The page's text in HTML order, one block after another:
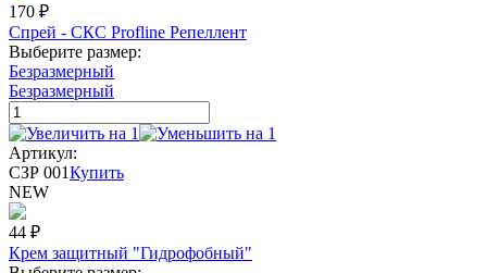
170 ₽
Спрей - СКС Profline Репеллент
Выберите размер:
Безразмерный
Безразмерный
Артикул:
СЗР 001Купить
NEW
44 ₽
Крем защитный "Гидрофобный"